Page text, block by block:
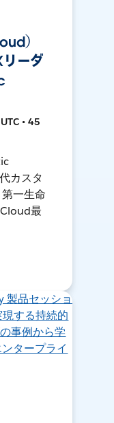
）
ーダ
• 45
カスタ
一生命
最